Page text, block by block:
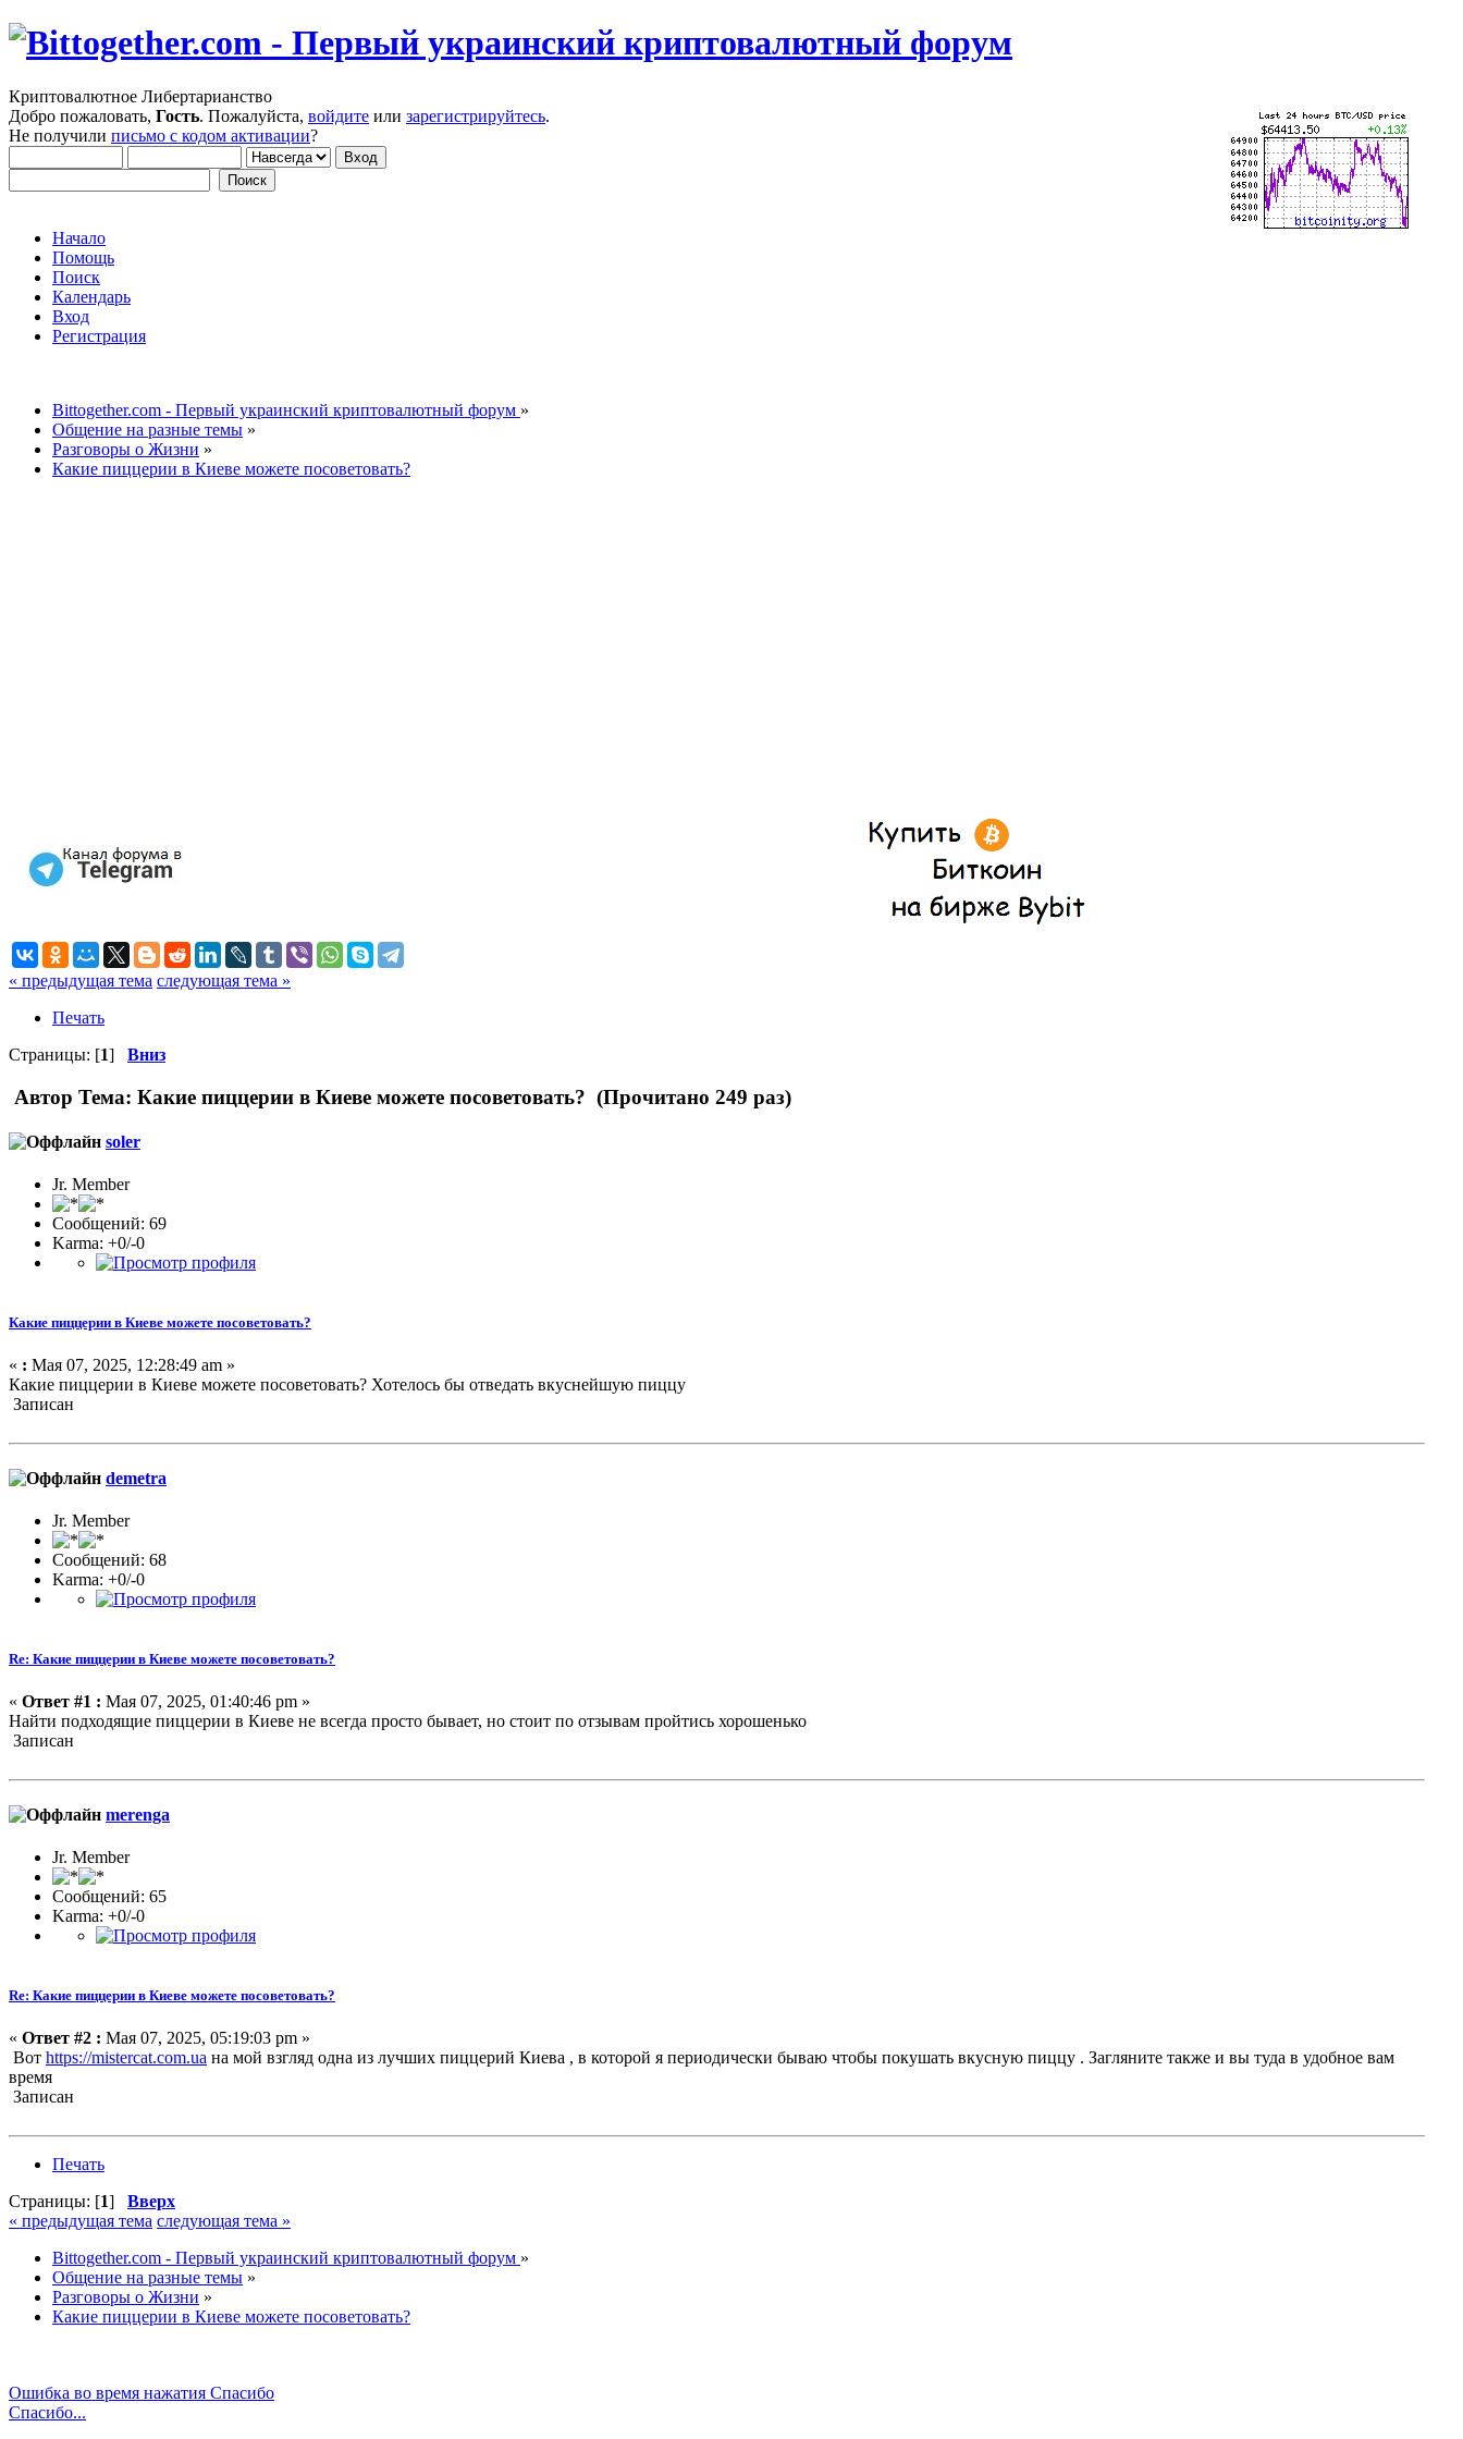
Криптовалютное Либертарианство
Добро пожаловать, Гость. Пожалуйста, войдите или зарегистрируйтесь.
Не получили письмо с кодом активации?
Начало
Помощь
Поиск
Календарь
Вход
Регистрация
Bittogether.com - Первый украинский криптовалютный форум »
Общение на разные темы »
Разговоры о Жизни »
Какие пиццерии в Киеве можете посоветовать?
« предыдущая тема следующая тема »
Печать
Страницы: [1] Вниз
Автор Тема: Какие пиццерии в Киеве можете посоветовать? (Прочитано 249 раз)
soler
Jr. Member
Сообщений: 69
Karma: +0/-0
Какие пиццерии в Киеве можете посоветовать?
« : Мая 07, 2025, 12:28:49 am »
Какие пиццерии в Киеве можете посоветовать? Хотелось бы отведать вкуснейшую пиццу
Записан
demetra
Jr. Member
Сообщений: 68
Karma: +0/-0
Re: Какие пиццерии в Киеве можете посоветовать?
« Ответ #1 : Мая 07, 2025, 01:40:46 pm »
Найти подходящие пиццерии в Киеве не всегда просто бывает, но стоит по отзывам пройтись хорошенько
Записан
merenga
Jr. Member
Сообщений: 65
Karma: +0/-0
Re: Какие пиццерии в Киеве можете посоветовать?
« Ответ #2 : Мая 07, 2025, 05:19:03 pm »
Вот https://mistercat.com.ua на мой взгляд одна из лучших пиццерий Киева , в которой я периодически бываю чтобы покушать вкусную пиццу . Загляните также и вы туда в удобное вам
время
Записан
Печать
Страницы: [1] Вверх
« предыдущая тема следующая тема »
Bittogether.com - Первый украинский криптовалютный форум »
Общение на разные темы »
Разговоры о Жизни »
Какие пиццерии в Киеве можете посоветовать?
Ошибка во время нажатия Спасибо
Спасибо...